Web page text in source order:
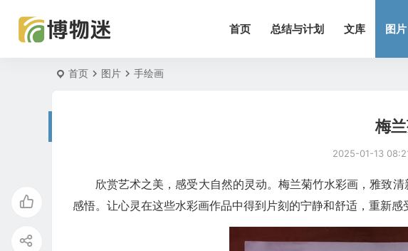
首页 总结与计划 文库 图片
首页 图片 手绘画
梅
2025-01-13
欣赏艺术之美，感受大自然的灵动。梅兰菊竹水彩画，雅致
感悟。让心灵在这些水彩画作品中得到片刻的宁静和舒适，重新